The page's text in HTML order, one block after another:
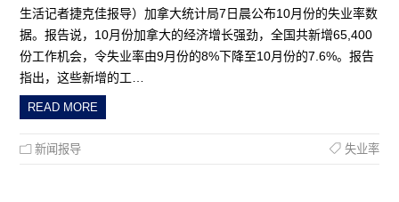
生活记者捷克佳报导）加拿大统计局7日晨公布10月份的失业率数
据。报告说，10月份加拿大的经济增长强劲，全国共新增65,400
份工作机会，令失业率由9月份的8%下降至10月份的7.6%。报告
指出，这些新增的工…
READ MORE
新闻报导 失业率